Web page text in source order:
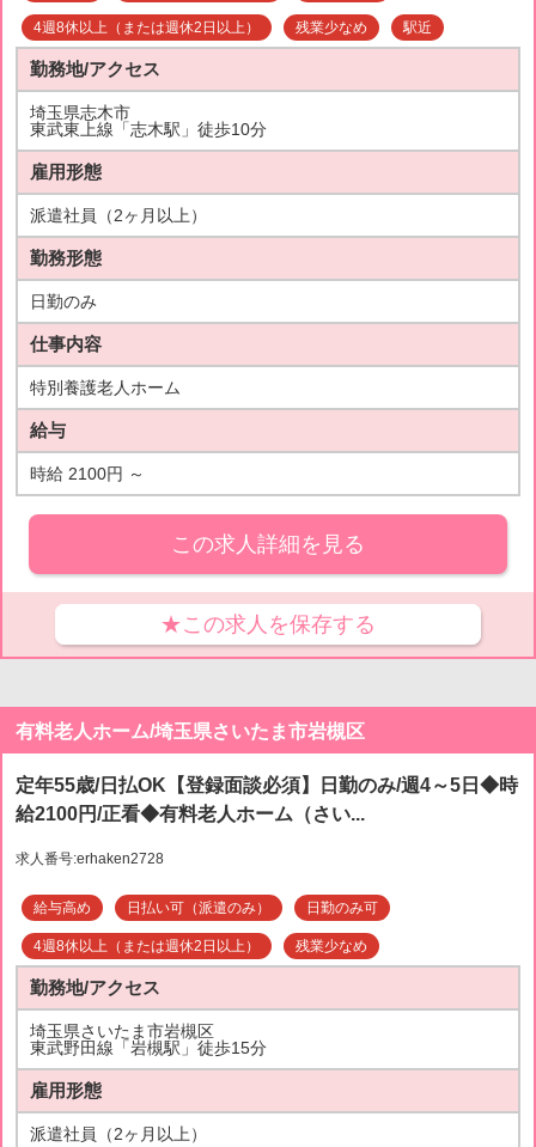
4週8休以上（または週休2日以上） 残業少なめ 駅近
勤務地/アクセス
埼玉県志木市
東武東上線「志木駅」徒歩10分
雇用形態
派遣社員（2ヶ月以上）
勤務形態
日勤のみ
仕事内容
特別養護老人ホーム
給与
時給 2100円 ～
この求人詳細を見る
★この求人を保存する
有料老人ホーム/埼玉県さいたま市岩槻区
定年55歳/日払OK【登録面談必須】日勤のみ/週4～5日◆時
給2100円/正看◆有料老人ホーム（さい...
求人番号:erhaken2728
給与高め 日払い可（派遣のみ） 日勤のみ可
4週8休以上（または週休2日以上） 残業少なめ
勤務地/アクセス
埼玉県さいたま市岩槻区
東武野田線「岩槻駅」徒歩15分
雇用形態
派遣社員（2ヶ月以上）